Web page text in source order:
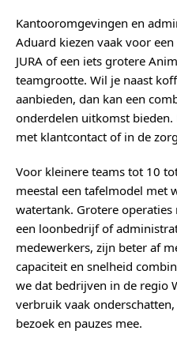
Kantooromgevingen en
Aduard kiezen vaak voor
JURA of een iets grotere
teamgrootte. Wil je naast
aanbieden, dan kan een
onderdelen uitkomst
met klantcontact of in de
Voor kleinere teams tot 10
meestal een tafelmodel met
watertank. Grotere
een loonbedrijf of
medewerkers, zijn beter af
capaciteit en snelheid
we dat bedrijven in de regio
verbruik vaak
bezoek en pauzes mee.